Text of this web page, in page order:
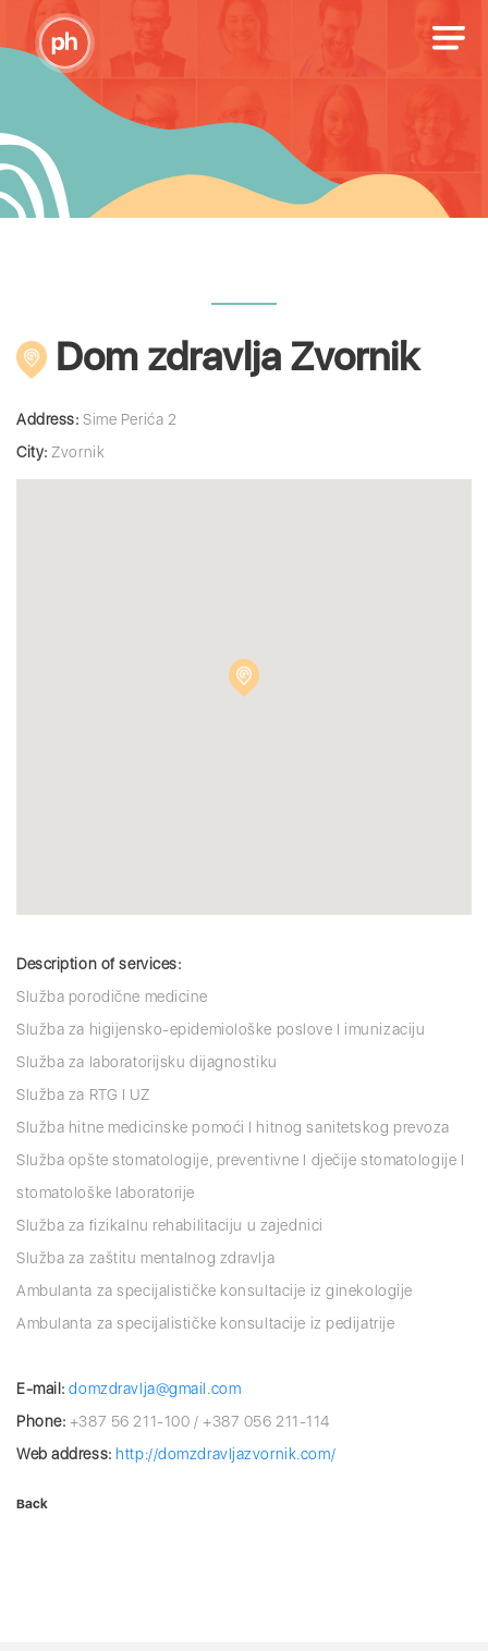
Dom zdravlja Zvornik
Address: Sime Perića 2
City: Zvornik
Description of services:
Služba porodične medicine
Služba za higijensko-epidemiološke poslove I imunizaciju
Služba za laboratorijsku dijagnostiku
Služba za RTG I UZ
Služba hitne medicinske pomoći I hitnog sanitetskog prevoza
Služba opšte stomatologije, preventivne I dječije stomatologije I
stomatološke laboratorije
Služba za fizikalnu rehabilitaciju u zajednici
Služba za zaštitu mentalnog zdravlja
Ambulanta za specijalističke konsultacije iz ginekologije
Ambulanta za specijalističke konsultacije iz pedijatrije
E-mail: domzdravlja@gmail.com
Phone: +387 56 211-100 / +387 056 211-114
Web address: http://domzdravljazvornik.com/
Back